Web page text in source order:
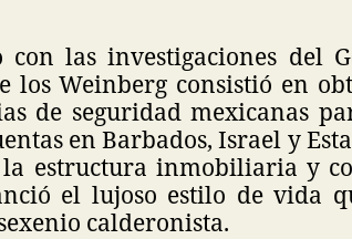
con las investigaciones del
los Weinberg consistió en
de seguridad mexicanas
en Barbados, Israel y
la estructura inmobiliaria y
el lujoso estilo de vida
calderonista.